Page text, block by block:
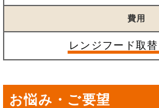
費用
レンジフード取
お悩み・ご要望